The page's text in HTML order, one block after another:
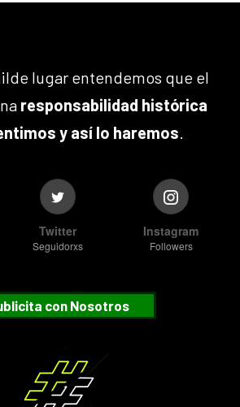
lugar entendemos que el
responsabilidad histórica
y así lo haremos.
Twitter
Seguidorxs
Instagram
Followers
con Nosotros